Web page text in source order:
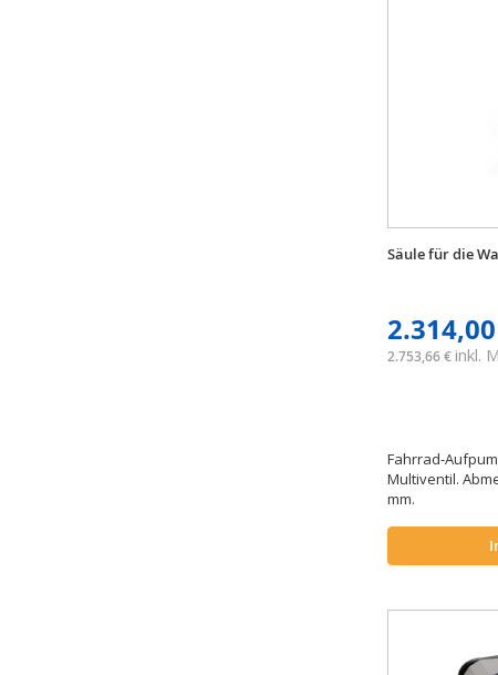
Säule für die
2.753,66 € inkl.
Fahrrad-
Multiventil.
mm.